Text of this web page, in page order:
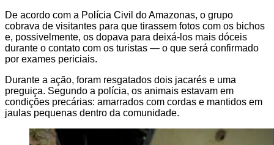
De acordo com a Polícia Civil do Amazonas, o grupo
cobrava de visitantes para que tirassem fotos com os bichos
e, possivelmente, os dopava para deixá-los mais dóceis
durante o contato com os turistas — o que será confirmado
por exames periciais.
Durante a ação, foram resgatados dois jacarés e uma
preguiça. Segundo a polícia, os animais estavam em
condições precárias: amarrados com cordas e mantidos em
jaulas pequenas dentro da comunidade.